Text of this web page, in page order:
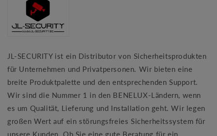
JL-SECURITY ist ein Distributor von Sicherheitsprodukten
für Unternehmen und Privatpersonen. Wir bieten eine
breite Produktpalette und den entsprechenden Support.
Wir sind die Nummer 1 in den BENELUX-Ländern, wenn
es um Qualität, Lieferung und Installation geht. Wir legen
großen Wert auf ein störungsfreies Sicherheitssystem für
unsere Kunden. Ob Sie eine gute Beratung für ein